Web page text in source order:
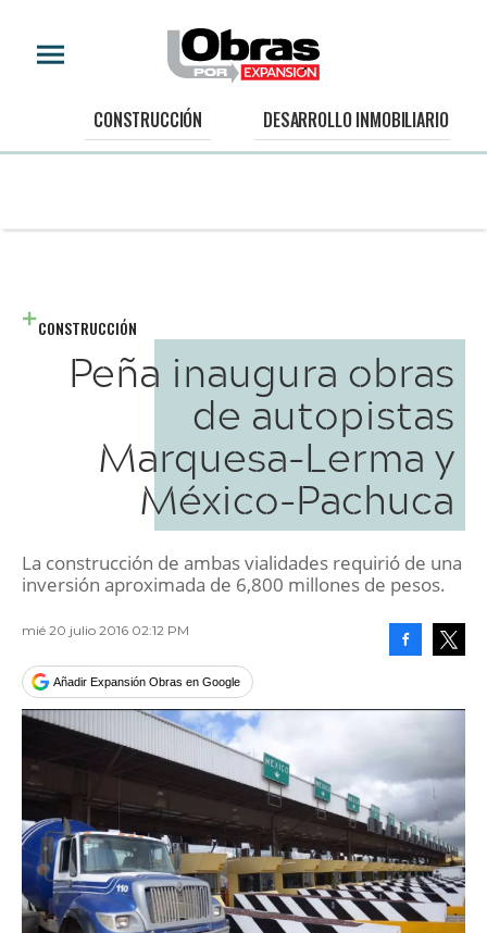
CONSTRUCCIÓN DESARROLLO INMOBILIARIO
CONSTRUCCIÓN
Peña inaugura obras
de autopistas
Marquesa-Lerma y
México-Pachuca
La construcción de ambas vialidades requirió de una
inversión aproximada de 6,800 millones de pesos.
mié 20 julio 2016 02:12 PM
Añadir Expansión Obras en Google